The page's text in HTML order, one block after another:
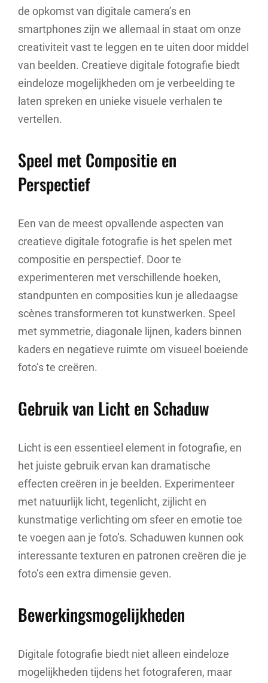
de opkomst van digitale camera’s en
smartphones zijn we allemaal in staat om onze
creativiteit vast te leggen en te uiten door middel
van beelden. Creatieve digitale fotografie biedt
eindeloze mogelijkheden om je verbeelding te
laten spreken en unieke visuele verhalen te
vertellen.
Speel met Compositie en
Perspectief
Een van de meest opvallende aspecten van
creatieve digitale fotografie is het spelen met
compositie en perspectief. Door te
experimenteren met verschillende hoeken,
standpunten en composities kun je alledaagse
scènes transformeren tot kunstwerken. Speel
met symmetrie, diagonale lijnen, kaders binnen
kaders en negatieve ruimte om visueel boeiende
foto’s te creëren.
Gebruik van Licht en Schaduw
Licht is een essentieel element in fotografie, en
het juiste gebruik ervan kan dramatische
effecten creëren in je beelden. Experimenteer
met natuurlijk licht, tegenlicht, zijlicht en
kunstmatige verlichting om sfeer en emotie toe
te voegen aan je foto’s. Schaduwen kunnen ook
interessante texturen en patronen creëren die je
foto’s een extra dimensie geven.
Bewerkingsmogelijkheden
Digitale fotografie biedt niet alleen eindeloze
mogelijkheden tijdens het fotograferen, maar